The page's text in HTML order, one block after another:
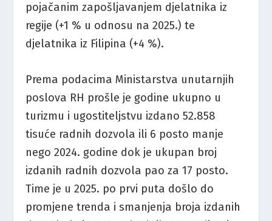
pojačanim zapošljavanjem djelatnika iz
regije (+1 % u odnosu na 2025.) te
djelatnika iz Filipina (+4 %).
Prema podacima Ministarstva unutarnjih
poslova RH prošle je godine ukupno u
turizmu i ugostiteljstvu izdano 52.858
tisuće radnih dozvola ili 6 posto manje
nego 2024. godine dok je ukupan broj
izdanih radnih dozvola pao za 17 posto.
Time je u 2025. po prvi puta došlo do
promjene trenda i smanjenja broja izdanih